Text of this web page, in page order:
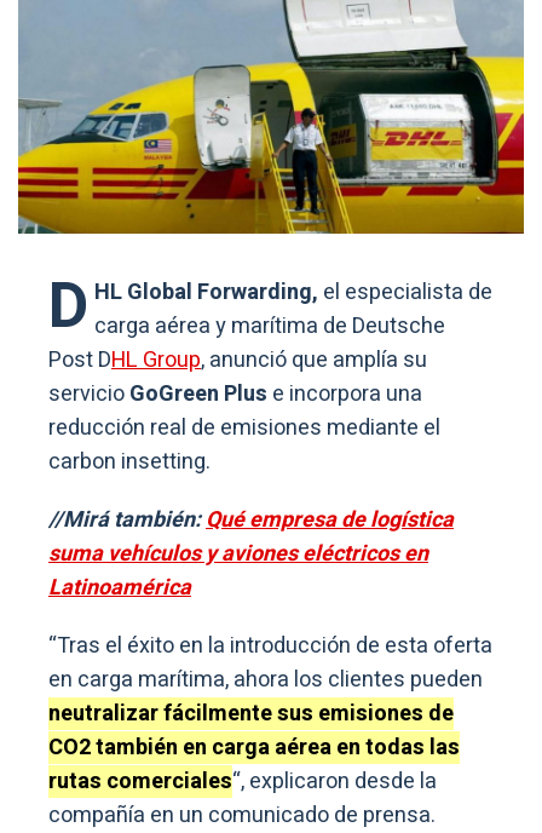
D HL Global Forwarding, el especialista de
carga aérea y marítima de Deutsche
Post DHL Group, anunció que amplía su
servicioGoGreen Plus e incorpora una
reducción real de emisiones mediante el
carbon insetting.
//Mirá también:Qué empresa de logística
suma vehículos y aviones eléctricos en
Latinoamérica
“Tras el éxito en la introducción de esta oferta
en carga marítima, ahora los clientes pueden
neutralizar fácilmente sus emisiones de
CO2 también en carga aérea en todas las
rutas comerciales“, explicaron desde la
compañía en un comunicado de prensa.